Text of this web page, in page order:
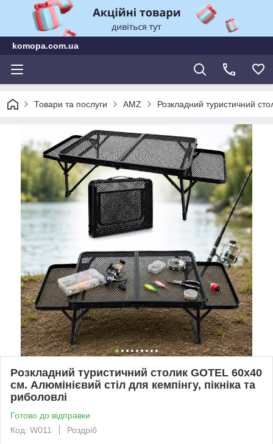
komopa.com.ua
Товари та послуги AMZ Розкладний туристичний
Розкладний туристичний столик GOTEL 60х40
см. Алюмінієвий стіл для кемпінгу, пікніка та
риболовлі
Готово до відправки
Код: W011
Роздріб